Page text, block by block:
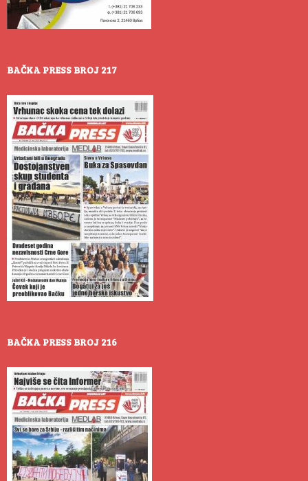
BAČKA PRESS BROJ 217
BAČKA PRESS BROJ 216